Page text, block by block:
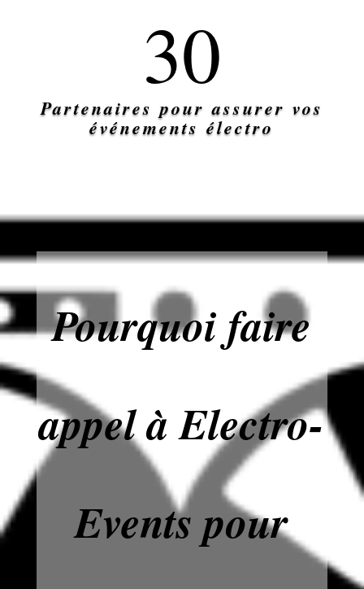
30
Partenaires pour assurer vos
événements électro
Pourquoi faire
appel à Electro-
Events pour